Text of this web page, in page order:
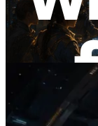
Validators
閱讀此文章